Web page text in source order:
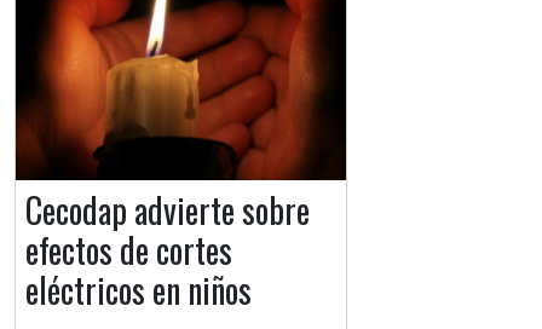
Cecodap advierte sobre
efectos de cortes
eléctricos en niños